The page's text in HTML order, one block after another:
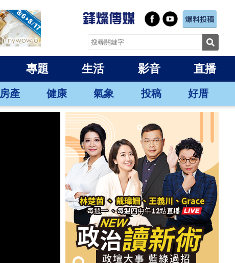
專題 生活 影音 直播
房產 健康 氣象 投稿 好厝